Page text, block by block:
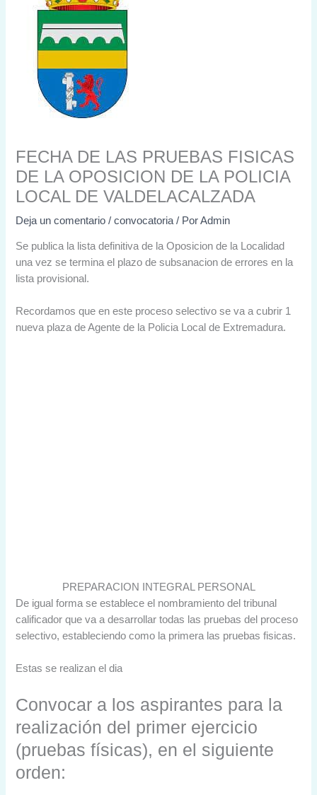
FECHA DE LAS PRUEBAS FISICAS
DE LA OPOSICION DE LA POLICIA
LOCAL DE VALDELACALZADA
Deja un comentario /convocatoria / PorAdmin
Se publica la lista definitiva de la Oposicion de la Localidad
una vez se termina el plazo de subsanacion de errores en la
lista provisional.
Recordamos que en este proceso selectivo se va a cubrir 1
nueva plaza de Agente de la Policia Local de Extremadura.
PREPARACION INTEGRAL PERSONAL
De igual forma se establece el nombramiento del tribunal
calificador que va a desarrollar todas las pruebas del proceso
selectivo, estableciendo como la primera las pruebas fisicas.
Estas se realizan el dia
Convocar a los aspirantes para la
realización del primer ejercicio
(pruebas físicas), en el siguiente
orden: